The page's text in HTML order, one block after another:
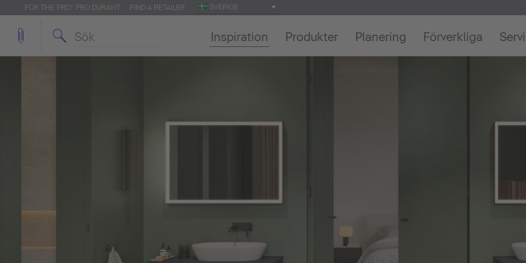
FOR THE 'PRO': PRO.DURAVIT FIND A RETAILER SVERIGE
Inspiration Produkter Planering Förverkliga